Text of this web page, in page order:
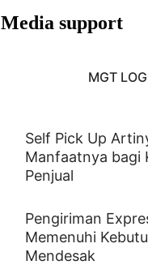
Media support
MGT
Self Pick Up
Manfaatnya bagi
Penjual
Pengiriman
Memenuhi
Mendesak